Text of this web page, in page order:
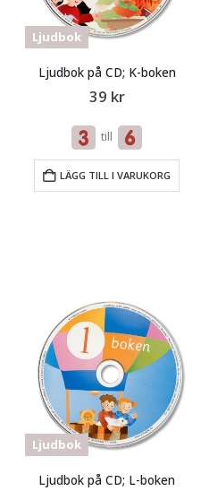
Ljudbok
Ljudbok på CD; K-boken
39 kr
till
LÄGG TILL I VARUKORG
Ljudbok
Ljudbok på CD; L-boken